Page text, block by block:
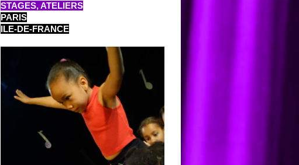
STAGES, ATELIERS
PARIS
ILE-DE-FRANCE